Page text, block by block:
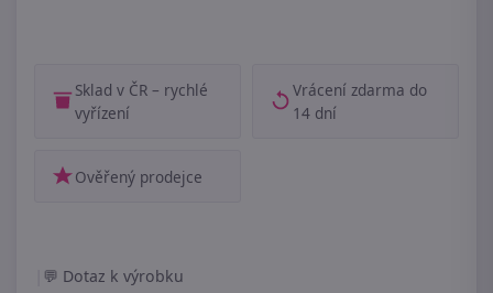
Sklad v ČR – rychlé
vyřízení
Vrácení zdarma do
14 dní
Ověřený prodejce
Dotaz k výrobku